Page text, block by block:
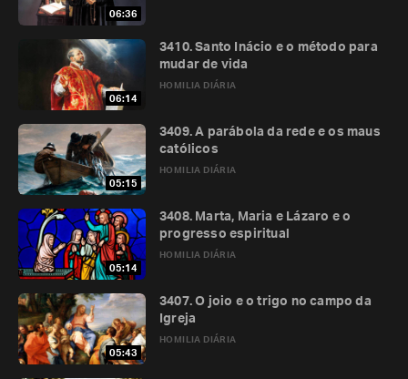
06:36
06:14
HOMILIA DIÁRIA
3410. Santo Inácio e o método para
mudar de vida
05:15
HOMILIA DIÁRIA
3409. A parábola da rede e os maus
católicos
05:14
HOMILIA DIÁRIA
3408. Marta, Maria e Lázaro e o
progresso espiritual
05:43
HOMILIA DIÁRIA
3407. O joio e o trigo no campo da
Igreja